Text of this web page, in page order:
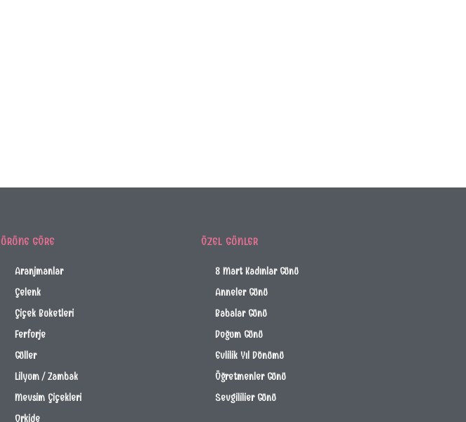
ÜRÜNE GÖRE
Aranjmanlar
Çelenk
Çiçek Buketleri
Ferforje
Güller
Lilyum / Zambak
Mevsim Çiçekleri
Orkide
ÖZEL GÜNLER
8 Mart Kadınlar Günü
Anneler Günü
Babalar Günü
Doğum Günü
Evlilik Yıl Dönümü
Öğretmenler Günü
Sevgililier Günü